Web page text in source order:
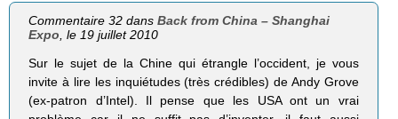
Commentaire 32 dansBack from China – Shanghai
Expo, le 19 juillet 2010
Sur le sujet de la Chine qui étrangle l’occident, je vous
invite à lire les inquiétudes (très crédibles) de Andy Grove
(ex-patron d’Intel). Il pense que les USA ont un vrai